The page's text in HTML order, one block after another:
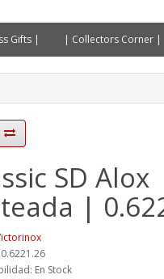
Gifts | | Collectors Corner |
SD Alox
|
En Stock